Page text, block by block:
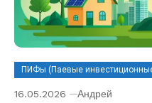
ПИФы (Паевые
16.05.2026 Андрей